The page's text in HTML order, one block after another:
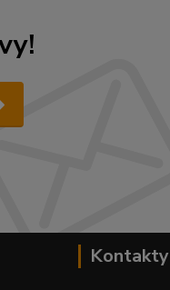
Kontakty